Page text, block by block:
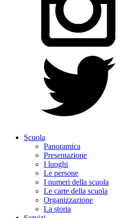
Scuola
Panoramica
Presentazione
I luoghi
Le persone
I numeri della scuola
Le carte della scuola
Organizzazione
La storia